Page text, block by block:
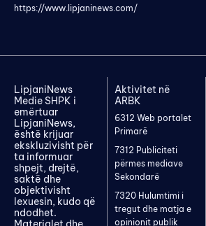
https://www.lipjaninews.com/
LipjaniNews
Medie SHPK i
emërtuar
LipjaniNews,
është krijuar
ekskluzivisht për
ta informuar
shpejt, drejtë,
saktë dhe
objektivisht
lexuesin, kudo që
ndodhet.
Aktivitet në
ARBK
6312 Web portalet
Primarë
7312 Publiciteti
përmes mediave
Sekondarë
7320 Hulumtimi i
tregut dhe matja e
opinionit publik